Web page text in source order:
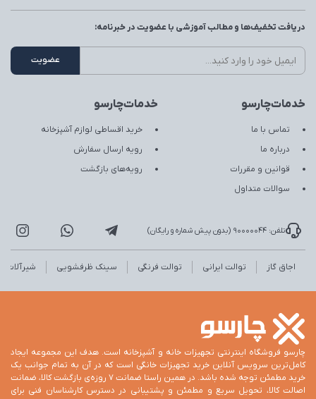
خدمات‌چارسو
تماس با ما
درباره ما
قوانین و مقررات
سوالات متداول
خدمات‌چارسو
خرید اقساطی لوازم آشپزخانه
رویه ارسال سفارش
رویه‌های بازگشت
دریافت تخفیف‌ها و مطالب آموزشی با عضویت در خبرنامه:
تلفن: 90000044 (بدون پیش شماره و رایگان)
اجاق گاز توالت ایرانی توالت فرنگی سینک ظرفشویی شیرآلات
چارسو فروشگاه اینترنتی تجهیزات خانه و آشپزخانه است. هدف این مجموعه ایجاد
کامل‌ترین سرویس آنلاین خرید تجهیزات خانگی است که در آن به تمام جوانب یک
خرید مطمئن توجه شده باشد. در همین راستا ضمانت 7 روزه‌ی بازگشت کالا، ضمانت
اصالت کالا، تحویل سریع و مطمئن و پشتیبانی در دسترس کارشناسان فنی برای